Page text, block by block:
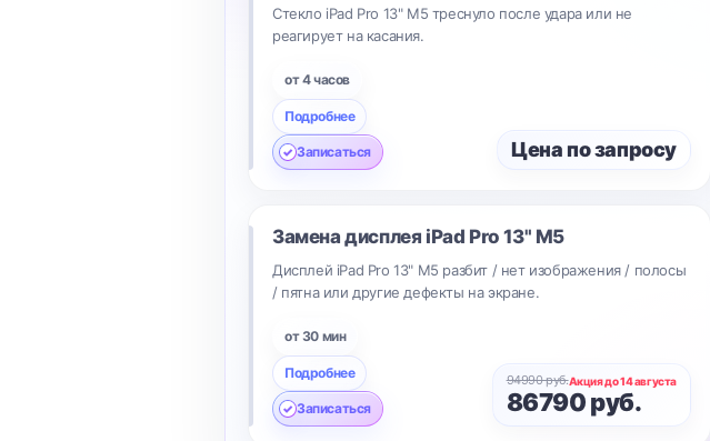
Стекло iPad Pro 13" M5 треснуло после удара или не
реагирует на касания.
от 4 часов
Подробнее
Записаться Цена по запросу
Замена дисплея iPad Pro 13" M5
Дисплей iPad Pro 13" M5 разбит / нет изображения / полосы
/ пятна или другие дефекты на экране.
от 30 мин
Подробнее
Записаться
94990 руб.Акция до 14 августа
86790 руб.